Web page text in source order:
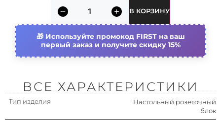
В КОРЗИНУ
Используйте промокод FIRST на ваш
первый заказ и получите скидку 15%
ВСЕ ХАРАКТЕРИСТИКИ
Тип изделия
Настольный розеточный
блок